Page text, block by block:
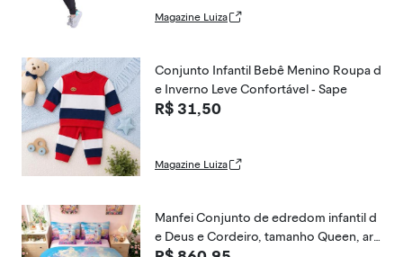
Magazine Luiza
Conjunto Infantil Bebê Menino Roupa d
e Inverno Leve Confortável - Sape
R$ 31,50
Magazine Luiza
Manfei Conjunto de edredom infantil d
e Deus e Cordeiro, tamanho Queen, art